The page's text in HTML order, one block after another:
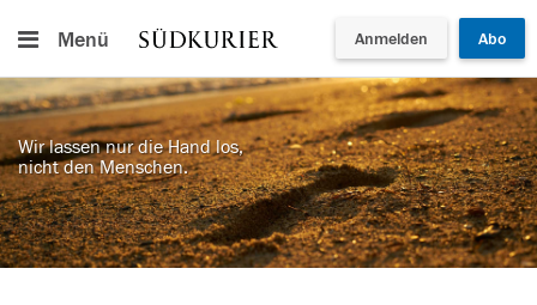
Menü Anmelden Abo
Wir lassen nur die Hand los,
nicht den Menschen.